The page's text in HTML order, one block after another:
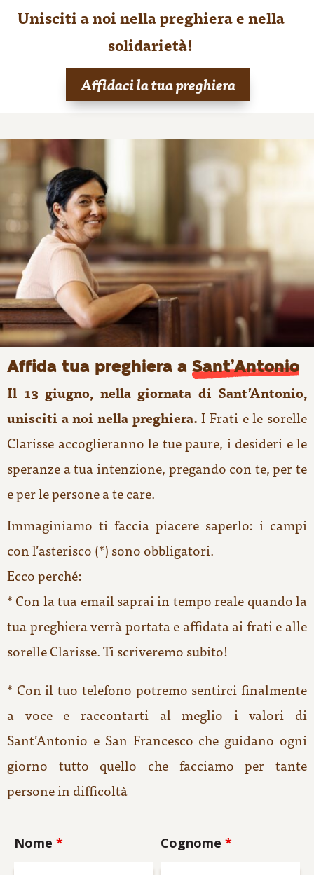
Unisciti a noi nella preghiera e nella
solidarietà!
Affidaci la tua preghiera
Affida tua preghiera a Sant’Antonio
Il 13 giugno, nella giornata di Sant’Antonio,
unisciti a noi nella preghiera.I Frati e le sorelle
Clarisse accoglieranno le tue paure, i desideri e le
speranze a tua intenzione, pregando con te, per te
e per le persone a te care.​
Immaginiamo ti faccia piacere saperlo: i campi
con l’asterisco (*) sono obbligatori.
Ecco perché:
* Con la tua email saprai in tempo reale quando la
tua preghiera verrà portata e affidata ai frati e alle
sorelle Clarisse. Ti scriveremo subito!
* Con il tuo telefono potremo sentirci finalmente
a voce e raccontarti al meglio i valori di
Sant’Antonio e San Francesco che guidano ogni
giorno tutto quello che facciamo per tante
persone in difficoltà
Nome * Cognome*